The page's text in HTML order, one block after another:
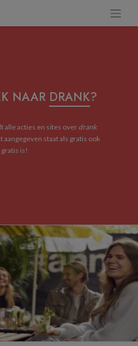
NAAR DRANK?
alle acties en sites over drank
staat als gratis ook
is!